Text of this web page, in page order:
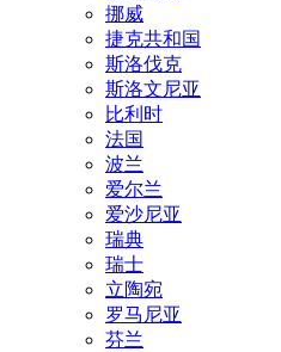
挪威
捷克共和国
斯洛伐克
斯洛文尼亚
比利时
法国
波兰
爱尔兰
爱沙尼亚
瑞典
瑞士
立陶宛
罗马尼亚
芬兰